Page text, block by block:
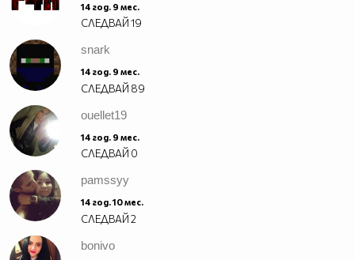
14 год. 9 мес.
СЛЕДВАЙ19
snark
14 год. 9 мес.
СЛЕДВАЙ 89
ouellet19
14 год. 9 мес.
СЛЕДВАЙ 0
pamssyy
14 год. 10 мес.
СЛЕДВАЙ2
bonivo